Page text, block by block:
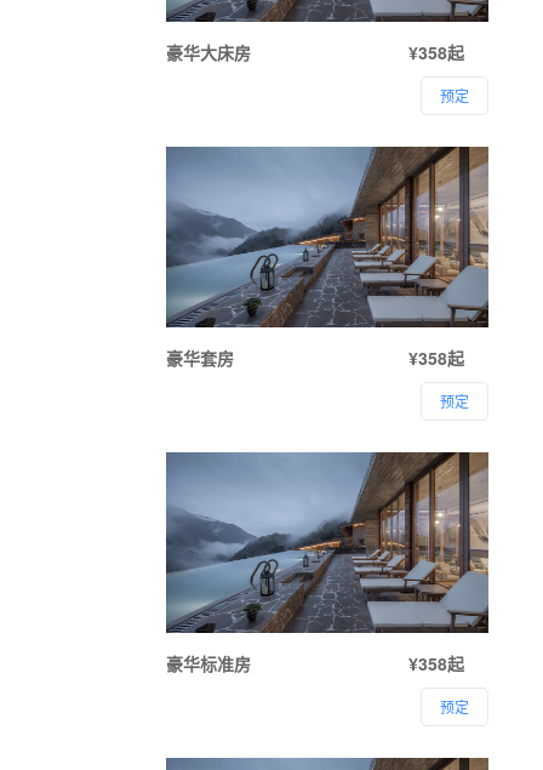
豪华大床房 ¥358起
预定
豪华套房 ¥358起
预定
豪华标准房 ¥358起
预定